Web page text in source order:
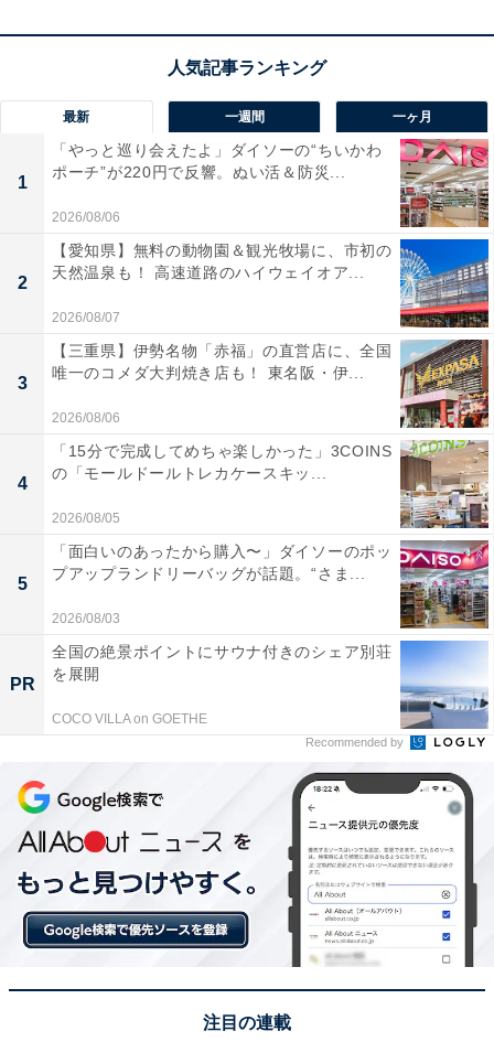
【あわせて買いたい】サムソナイトの人気商品5選
サムソナイト「Volant スピナー」
[サムソナイト] スーツケース キャリーケースVOLANT ヴ
ォラント スピナー55 機内持込可 容量拡張機能 機内持ち
込み可 保証付 36L 55 cm 2.9kg ブラック
Amazonで見る
サムソナイト「Intersect スピナー76」
[サムソナイト] スーツケース インターセクト スピナー
76/28 FR 93L 76cm 5.3kg GV5*25003 SILVER シルバー
最新 一週間 一ヶ月
1
「やっと巡り会えたよ」ダイソーの“ちいかわ
ポーチ”が220円で反響。ぬい活＆防災...
2026/08/06
2
【愛知県】無料の動物園＆観光牧場に、市初の
天然温泉も！ 高速道路のハイウェイオア...
2026/08/07
3
【三重県】伊勢名物「赤福」の直営店に、全国
唯一のコメダ大判焼き店も！ 東名阪・伊...
2026/08/06
4
「15分で完成してめちゃ楽しかった」3COINS
の「モールドールトレカケースキッ...
2026/08/05
5
「面白いのあったから購入〜」ダイソーのポッ
プアップランドリーバッグが話題。“さま...
2026/08/03
PR
全国の絶景ポイントにサウナ付きのシェア別荘
を展開
COCO VILLA on GOETHE
Recommended by
注目の連載